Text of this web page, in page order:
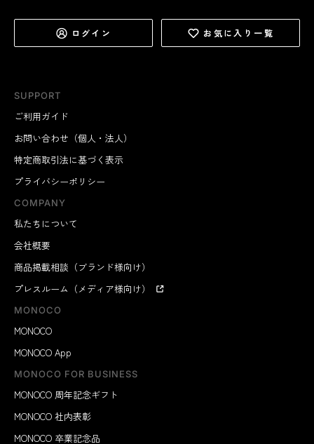
SUPPORT
ご利用ガイド
お問い合わせ（個人・法人）
特定商取引法に基づく表示
プライバシーポリシー
COMPANY
私たちについて
会社概要
商品掲載相談（ブランド様向け）
プレスルーム（メディア様向け）
MONOCO
MONOCO
MONOCO App
MONOCO FOR BUSINESS
MONOCO 周年記念ギフト
MONOCO 社内表彰
MONOCO 卒業記念品
ログイン お気に入り一覧